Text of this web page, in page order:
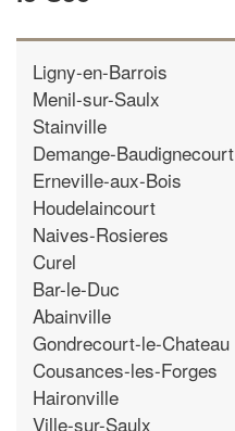
Ligny-en-Barrois
Menil-sur-Saulx
Stainville
Demange-Baudignecourt
Erneville-aux-Bois
Houdelaincourt
Naives-Rosieres
Curel
Bar-le-Duc
Abainville
Gondrecourt-le-Chateau
Cousances-les-Forges
Haironville
Ville-sur-Saulx